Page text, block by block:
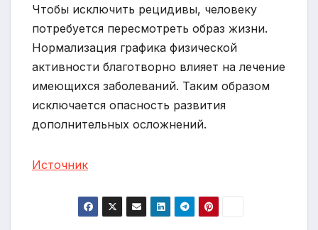
Чтобы исключить рецидивы, человеку
потребуется пересмотреть образ жизни.
Нормализация графика физической
активности благотворно влияет на лечение
имеющихся заболеваний. Таким образом
исключается опасность развития
дополнительных осложнений.
Источник